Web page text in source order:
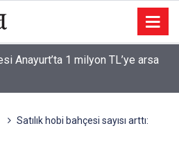
Anayurt’ta 1 milyon TL’ye arsa
Satılık hobi bahçesi sayısı arttı: